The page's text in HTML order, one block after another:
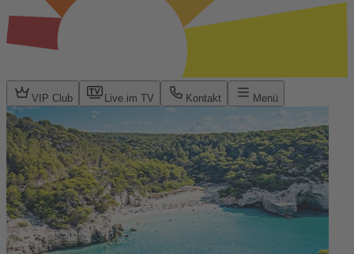
VIP Club Live im TV Kontakt Menü